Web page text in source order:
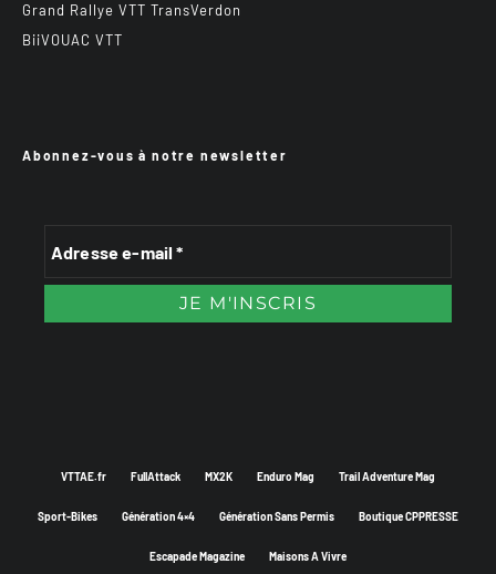
Grand Rallye VTT TransVerdon
BiiVOUAC VTT
Abonnez-vous à notre newsletter
VTTAE.fr FullAttack MX2K Enduro Mag Trail Adventure Mag
Sport-Bikes Génération 4×4 Génération Sans Permis Boutique CPPRESSE
Escapade Magazine Maisons A Vivre